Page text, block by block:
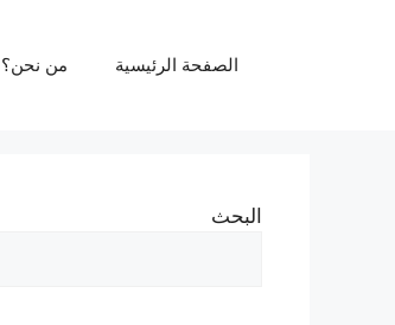
الصفحة الرئيسية من نحن؟
البحث